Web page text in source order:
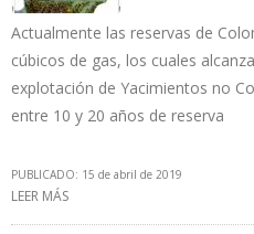
Actualmente las reservas de
cúbicos de gas, los cuales
explotación de Yacimientos no
entre 10 y 20 años de reserva
PUBLICADO: 15 de abril de 2019
LEER MÁS